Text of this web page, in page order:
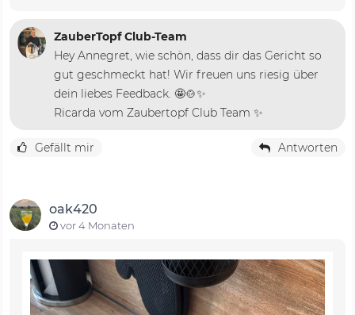
ZauberTopf Club-Team
Hey Annegret, wie schön, dass dir das Gericht so
gut geschmeckt hat! Wir freuen uns riesig über
dein liebes Feedback. 🤩🍲✨
Ricarda vom Zaubertopf Club Team ✨
Gefällt mir Antworten
oak420
vor 4 Monaten